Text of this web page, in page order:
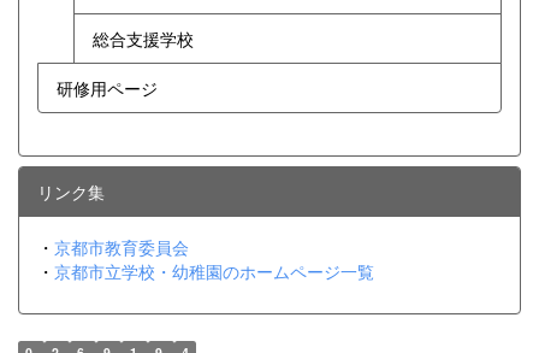
総合支援学校
研修用ページ
リンク集
・ 京都市教育委員会
・ 京都市立学校・幼稚園のホームページ一覧